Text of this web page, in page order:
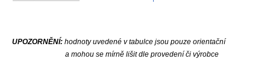
UPOZORNĚNÍ: hodnoty uvedené v tabulce jsou pouze orientační
a mohou se mírně lišit dle provedení či výrobce